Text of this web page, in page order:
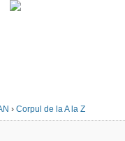
› Corpul de la A la Z